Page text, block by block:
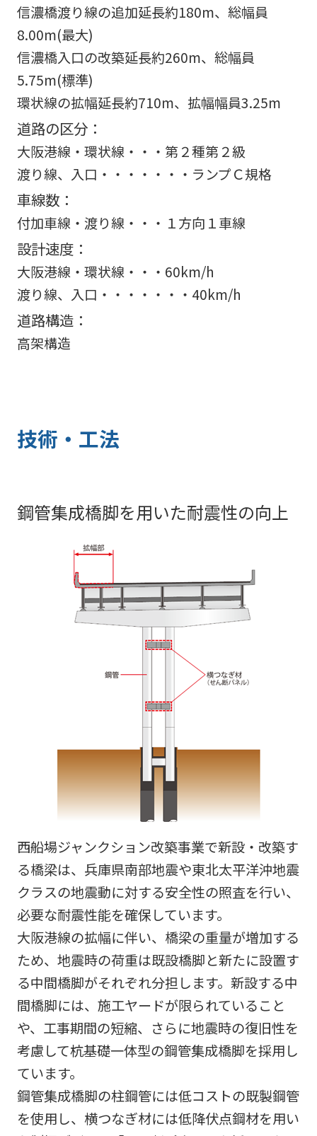
信濃橋渡り線の追加延長約180m、総幅員
8.00m(最大)
信濃橋入口の改築延長約260m、総幅員
5.75m(標準)
環状線の拡幅延長約710m、拡幅幅員3.25m
道路の区分：
大阪港線・環状線・・・第２種第２級
渡り線、入口・・・・・・・ランプＣ規格
車線数：
付加車線・渡り線・・・１方向１車線
設計速度：
大阪港線・環状線・・・60km/h
渡り線、入口・・・・・・・40km/h
道路構造：
高架構造
技術・工法
鋼管集成橋脚を用いた耐震性の向上
西船場ジャンクション改築事業で新設・改築す
る橋梁は、兵庫県南部地震や東北太平洋沖地震
クラスの地震動に対する安全性の照査を行い、
必要な耐震性能を確保しています。
大阪港線の拡幅に伴い、橋梁の重量が増加する
ため、地震時の荷重は既設橋脚と新たに設置す
る中間橋脚がそれぞれ分担します。新設する中
間橋脚には、施工ヤードが限られていること
や、工事期間の短縮、さらに地震時の復旧性を
考慮して杭基礎一体型の鋼管集成橋脚を採用し
ています。
鋼管集成橋脚の柱鋼管には低コストの既製鋼管
を使用し、横つなぎ材には低降伏点鋼材を用い